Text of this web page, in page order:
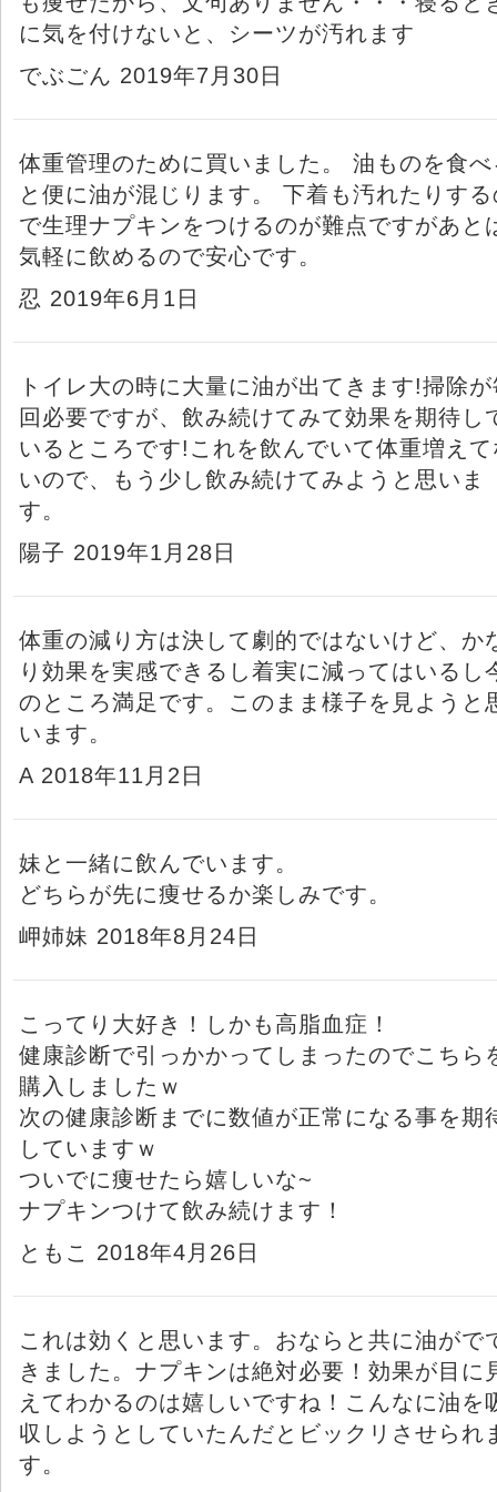
に気を付けないと、シーツが汚れます
でぶごん 2019年7月30日
体重管理のために買いました。 油ものを食べ
と便に油が混じります。 下着も汚れたりす
で生理ナプキンをつけるのが難点ですがあと
気軽に飲めるので安心です。
忍 2019年6月1日
トイレ大の時に大量に油が出てきます!掃除
回必要ですが、飲み続けてみて効果を期待し
いるところです!これを飲んでいて体重増えて
いので、もう少し飲み続けてみようと思いま
す。
陽子 2019年1月28日
体重の減り方は決して劇的ではないけど、か
り効果を実感できるし着実に減ってはいるし
のところ満足です。このまま様子を見ようと
います。
A 2018年11月2日
妹と一緒に飲んでいます。
どちらが先に痩せるか楽しみです。
岬姉妹 2018年8月24日
こってり大好き！しかも高脂血症！
健康診断で引っかかってしまったのでこちら
購入しましたｗ
次の健康診断までに数値が正常になる事を期
していますｗ
ついでに痩せたら嬉しいな~
ナプキンつけて飲み続けます！
ともこ 2018年4月26日
これは効くと思います。おならと共に油がで
きました。ナプキンは絶対必要！効果が目に
えてわかるのは嬉しいですね！こんなに油を
収しようとしていたんだとビックリさせられ
す。